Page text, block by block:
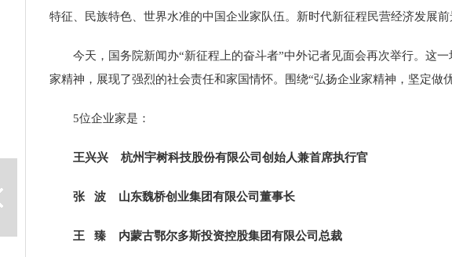
特征、民族特色、世界水准的中国企业家队伍。新时代新征程民营经济发展
今天，国务院新闻办“新征程上的奋斗者”中外记者见面会再次举行。这一
家精神，展现了强烈的社会责任和家国情怀。围绕“弘扬企业家精神，坚定做
5位企业家是：
王兴兴 杭州宇树科技股份有限公司创始人兼首席执行官
张 波 山东魏桥创业集团有限公司董事长
王 臻 内蒙古鄂尔多斯投资控股集团有限公司总裁